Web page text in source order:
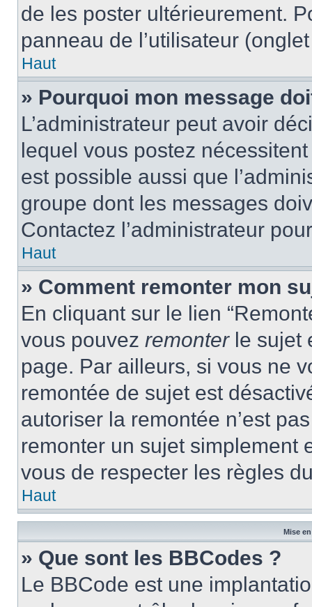
de les poster ultérieurement.
panneau de l’utilisateur
Haut
» Pourquoi mon message
L’administrateur peut avoir
lequel vous postez
est possible aussi que
groupe dont les messages
Contactez l’administrateur
Haut
» Comment remonter mon
En cliquant sur le lien
vous pouvez remonterle sujet
page. Par ailleurs, si vous ne
remontée de sujet est
autoriser la remontée n’est
remonter un sujet simplement
vous de respecter les règles
Haut
Mise
» Que sont les BBCodes ?
Le BBCode est une